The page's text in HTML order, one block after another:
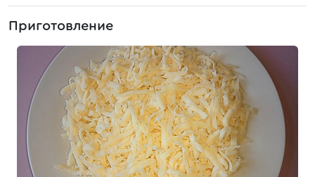
Приготовление